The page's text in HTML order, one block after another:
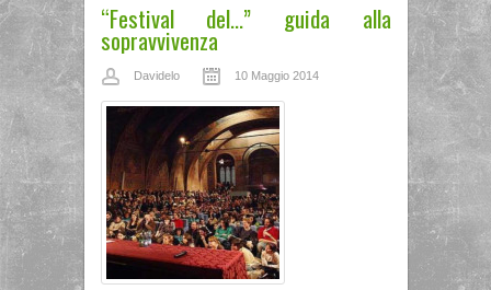
“Festival del…” guida alla
sopravvivenza
Davidelo 10 Maggio 2014